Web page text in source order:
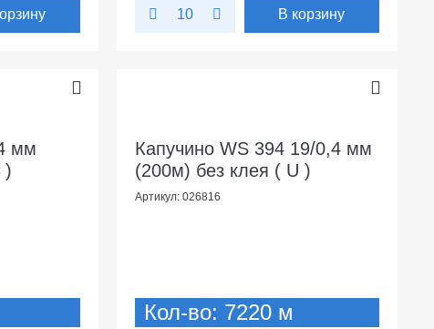
10 В корзину
мм
)
Капучино WS 394 19/0,4 мм
(200м) без клея ( U )
Артикул: 026816
Кол-во: 7220 м